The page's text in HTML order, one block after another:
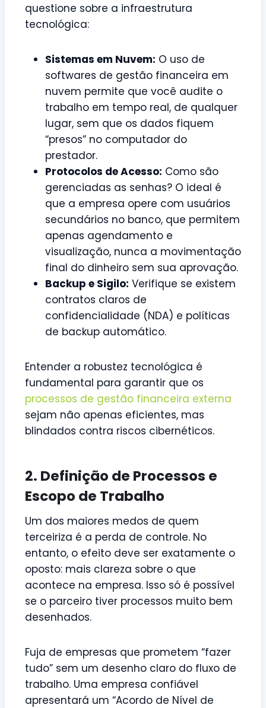
questione sobre a infraestrutura
tecnológica:
Sistemas em Nuvem: O uso de
softwares de gestão financeira em
nuvem permite que você audite o
trabalho em tempo real, de qualquer
lugar, sem que os dados fiquem
“presos” no computador do
prestador.
Protocolos de Acesso: Como são
gerenciadas as senhas? O ideal é
que a empresa opere com usuários
secundários no banco, que permitem
apenas agendamento e
visualização, nunca a movimentação
final do dinheiro sem sua aprovação.
Backup e Sigilo: Verifique se existem
contratos claros de
confidencialidade (NDA) e políticas
de backup automático.
Entender a robustez tecnológica é
fundamental para garantir que os
processos de gestão financeira externa
sejam não apenas eficientes, mas
blindados contra riscos cibernéticos.
2. Definição de Processos e
Escopo de Trabalho
Um dos maiores medos de quem
terceiriza é a perda de controle. No
entanto, o efeito deve ser exatamente o
oposto: mais clareza sobre o que
acontece na empresa. Isso só é possível
se o parceiro tiver processos muito bem
desenhados.
Fuja de empresas que prometem “fazer
tudo” sem um desenho claro do fluxo de
trabalho. Uma empresa confiável
apresentará um “Acordo de Nível de